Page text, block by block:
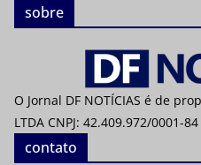
sobre
O Jornal DF NOTÍCIAS é de
LTDA CNPJ: 42.409.972/0001-84
contato